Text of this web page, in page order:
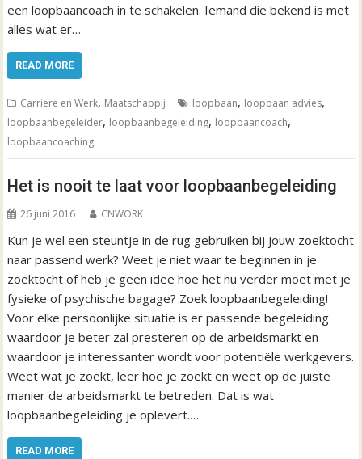
een loopbaancoach in te schakelen. Iemand die bekend is met
alles wat er…
READ MORE
Carriere en Werk, Maatschappij loopbaan, loopbaan advies,
loopbaanbegeleider, loopbaanbegeleiding, loopbaancoach,
loopbaancoaching
Het is nooit te laat voor loopbaanbegeleiding
26 juni 2016 CNWORK
Kun je wel een steuntje in de rug gebruiken bij jouw zoektocht
naar passend werk? Weet je niet waar te beginnen in je
zoektocht of heb je geen idee hoe het nu verder moet met je
fysieke of psychische bagage? Zoek loopbaanbegeleiding!
Voor elke persoonlijke situatie is er passende begeleiding
waardoor je beter zal presteren op de arbeidsmarkt en
waardoor je interessanter wordt voor potentiële werkgevers.
Weet wat je zoekt, leer hoe je zoekt en weet op de juiste
manier de arbeidsmarkt te betreden. Dat is wat
loopbaanbegeleiding je oplevert.…
READ MORE